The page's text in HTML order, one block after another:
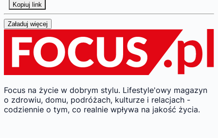
Kopiuj link
Załaduj więcej
Focus na życie w dobrym stylu. Lifestyle'owy magazyn
o zdrowiu, domu, podróżach, kulturze i relacjach -
codziennie o tym, co realnie wpływa na jakość życia.